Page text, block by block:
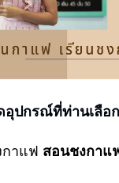
อุปกรณ์ที่ท่านเลือก
กาแฟ สอนชงกาแ